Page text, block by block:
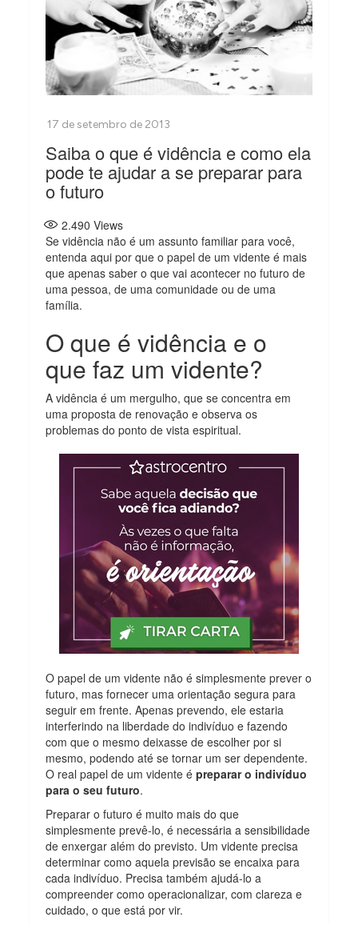
Saiba o que é vidência e como ela
pode te ajudar a se preparar para
o futuro
2.490 Views
Se vidência não é um assunto familiar para você,
entenda aqui por que o papel de um vidente é mais
que apenas saber o que vai acontecer no futuro de
uma pessoa, de uma comunidade ou de uma
família.
O que é vidência e o
que faz um vidente?
A vidência é um mergulho, que se concentra em
uma proposta de renovação e observa os
problemas do ponto de vista espiritual.
O papel de um vidente não é simplesmente prever o
futuro, mas fornecer uma orientação segura para
seguir em frente. Apenas prevendo, ele estaria
interferindo na liberdade do indivíduo e fazendo
com que o mesmo deixasse de escolher por si
mesmo, podendo até se tornar um ser dependente.
O real papel de um vidente é preparar o indivíduo
para o seu futuro.
Preparar o futuro é muito mais do que
simplesmente prevê-lo, é necessária a sensibilidade
de enxergar além do previsto. Um vidente precisa
determinar como aquela previsão se encaixa para
cada indivíduo. Precisa também ajudá-lo a
compreender como operacionalizar, com clareza e
cuidado, o que está por vir.